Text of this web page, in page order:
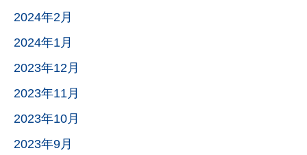
2024年2月
2024年1月
2023年12月
2023年11月
2023年10月
2023年9月